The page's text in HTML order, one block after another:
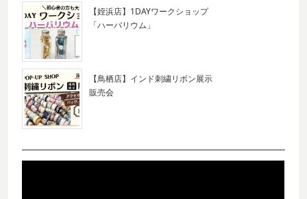
【姪浜店】1DAYワークショップ
「ハーバリウム」
【鳥栖店】インド刺繍リボン展示
販売会